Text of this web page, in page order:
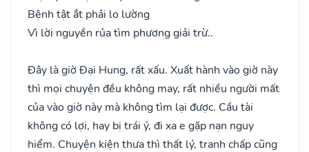
Bệnh tật ắt phải lo lường
Vì lời nguyền rủa tìm phương giải trừ..
Đây là giờ Đại Hung, rất xấu. Xuất hành vào giờ này
thì mọi chuyện đều không may, rất nhiều người mất
của vào giờ này mà không tìm lại được. Cầu tài
không có lợi, hay bị trái ý, đi xa e gặp nạn nguy
hiểm. Chuyện kiện thưa thì thất lý, tranh chấp cũng